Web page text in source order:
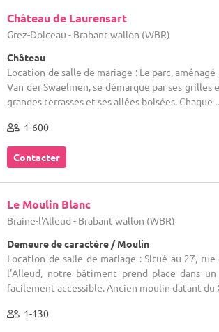
Château de Laurensart
Grez-Doiceau - Brabant wallon (WBR)
Château
Location de salle de mariage : Le parc,
Van der Swaelmen, se démarque par ses grilles
grandes terrasses et ses allées boisées. Chaque
1-600
Contacter
Le Moulin Blanc
Braine-l'Alleud - Brabant wallon (WBR)
Demeure de caractère / Moulin
Location de salle de mariage : Situé au 27,
l’Alleud, notre bâtiment prend place dans
facilement accessible. Ancien moulin datant du
1-130